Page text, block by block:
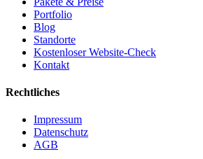
Portfolio
Blog
Standorte
Kostenloser Website-Check
Kontakt
Rechtliches
Impressum
Datenschutz
AGB